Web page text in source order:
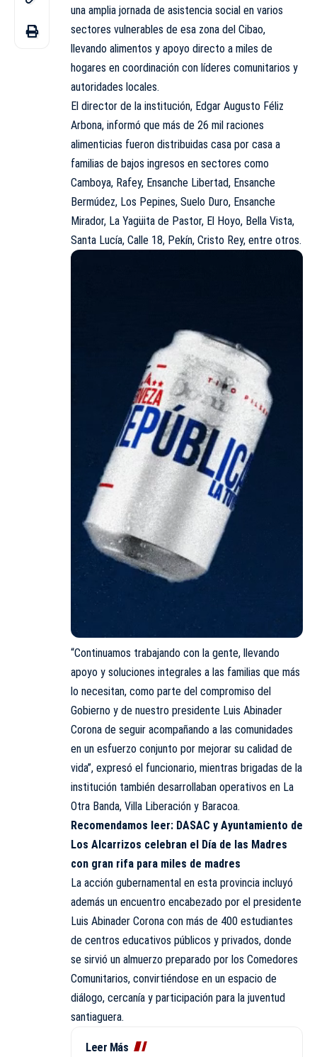
una amplia jornada de asistencia social en varios
sectores vulnerables de esa zona del Cibao,
llevando alimentos y apoyo directo a miles de
hogares en coordinación con líderes comunitarios y
autoridades locales.
El director de la institución, Edgar Augusto Féliz
Arbona, informó que más de 26 mil raciones
alimenticias fueron distribuidas casa por casa a
familias de bajos ingresos en sectores como
Camboya, Rafey, Ensanche Libertad, Ensanche
Bermúdez, Los Pepines, Suelo Duro, Ensanche
Mirador, La Yagüita de Pastor, El Hoyo, Bella Vista,
Santa Lucía, Calle 18, Pekín, Cristo Rey, entre otros.
“Continuamos trabajando con la gente, llevando
apoyo y soluciones integrales a las familias que más
lo necesitan, como parte del compromiso del
Gobierno y de nuestro presidente Luis Abinader
Corona de seguir acompañando a las comunidades
en un esfuerzo conjunto por mejorar su calidad de
vida”, expresó el funcionario, mientras brigadas de la
institución también desarrollaban operativos en La
Otra Banda, Villa Liberación y Baracoa.
Recomendamos leer: DASAC y Ayuntamiento de
Los Alcarrizos celebran el Día de las Madres
con gran rifa para miles de madres
La acción gubernamental en esta provincia incluyó
además un encuentro encabezado por el presidente
Luis Abinader Corona con más de 400 estudiantes
de centros educativos públicos y privados, donde
se sirvió un almuerzo preparado por los Comedores
Comunitarios, convirtiéndose en un espacio de
diálogo, cercanía y participación para la juventud
santiaguera.
Leer Más